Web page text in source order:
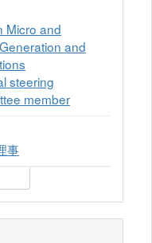
Micro and
and
steering
member
事